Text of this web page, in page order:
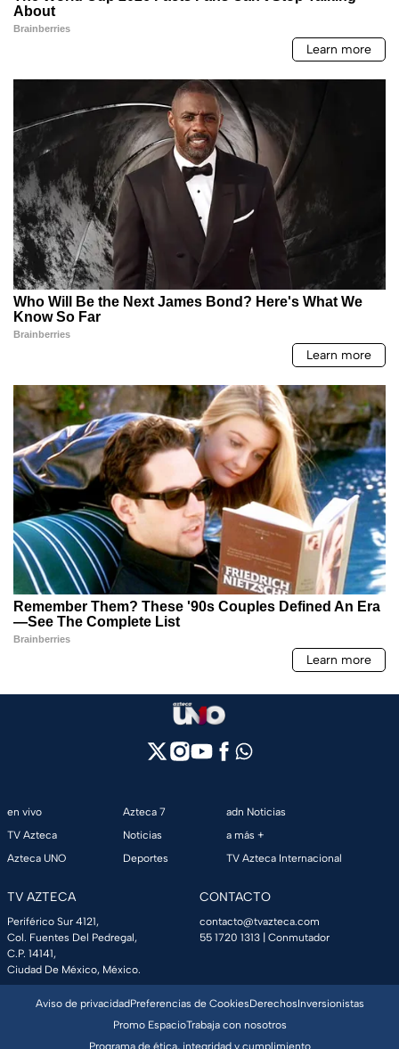
en vivo
TV Azteca
Azteca UNO
Azteca 7
Noticias
Deportes
adn Noticias
a más +
TV Azteca Internacional
TV AZTECA
Periférico Sur 4121,
Col. Fuentes Del Pedregal,
C.P. 14141,
Ciudad De México, México.
CONTACTO
contacto@tvazteca.com
55 1720 1313 | Conmutador
Aviso de privacidadPreferencias de CookiesDerechosInversionistas
Promo EspacioTrabaja con nosotros
Programa de ética, integridad y cumplimiento